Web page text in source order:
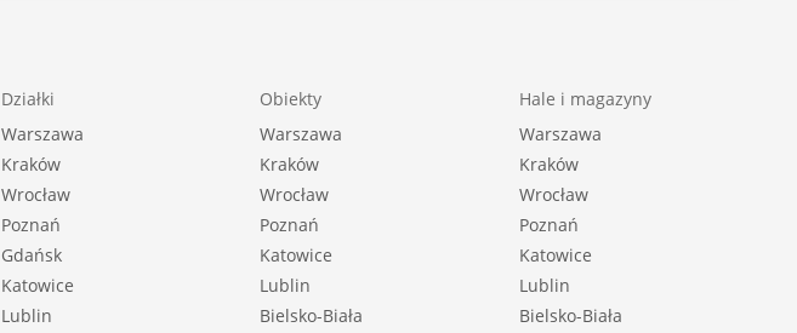
Działki
Warszawa
Kraków
Wrocław
Poznań
Gdańsk
Katowice
Lublin
Obiekty
Warszawa
Kraków
Wrocław
Poznań
Katowice
Lublin
Bielsko-Biała
Hale i magazyny
Warszawa
Kraków
Wrocław
Poznań
Katowice
Lublin
Bielsko-Biała